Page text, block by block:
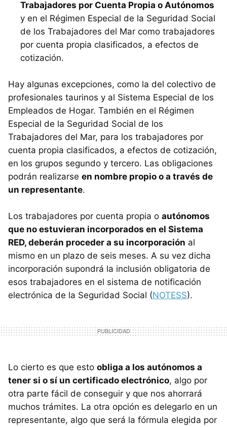
Trabajadores por Cuenta Propia o Autónomos
y en el Régimen Especial de la Seguridad Social
de los Trabajadores del Mar como trabajadores
por cuenta propia clasificados, a efectos de
cotización.
Hay algunas excepciones, como la del colectivo de
profesionales taurinos y al Sistema Especial de los
Empleados de Hogar. También en el Régimen
Especial de la Seguridad Social de los
Trabajadores del Mar, para los trabajadores por
cuenta propia clasificados, a efectos de cotización,
en los grupos segundo y tercero. Las obligaciones
podrán realizarse en nombre propio o a través de
un representante.
Los trabajadores por cuenta propia o autónomos
que no estuvieran incorporados en el Sistema
RED, deberán proceder a su incorporación al
mismo en un plazo de seis meses. A su vez dicha
incorporación supondrá la inclusión obligatoria de
esos trabajadores en el sistema de notificación
electrónica de la Seguridad Social (NOTESS).
Lo cierto es que esto obliga a los autónomos a
tener si o sí un certificado electrónico, algo por
otra parte fácil de conseguir y que nos ahorrará
muchos trámites. La otra opción es delegarlo en un
representante, algo que será la fórmula elegida por